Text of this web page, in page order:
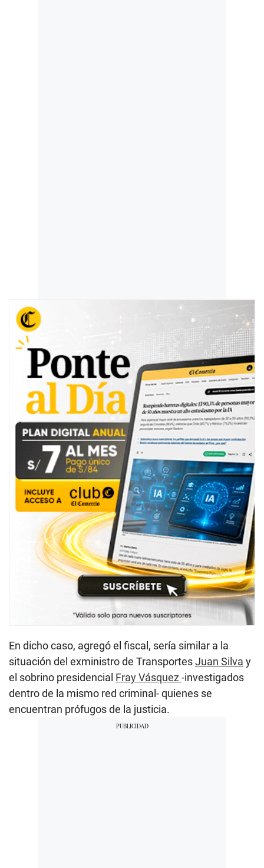
En dicho caso, agregó el fiscal, sería similar a la
situación del exministro de TransportesJuan Silva y
el sobrino presidencial Fray Vásquez -investigados
dentro de la mismo red criminal- quienes se
encuentran prófugos de la justicia.